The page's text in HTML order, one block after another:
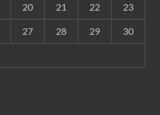
20 21 22 23
27 28 29 30